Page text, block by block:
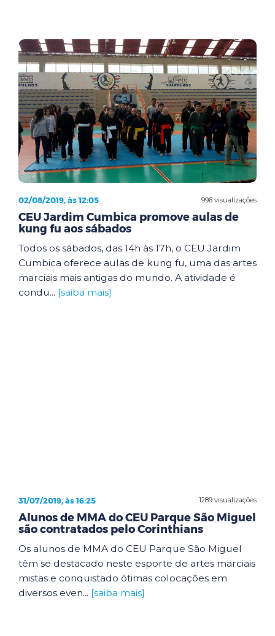
996 visualizações
02/08/2019, às 12:05
CEU Jardim Cumbica promove aulas de
kung fu aos sábados
Todos os sábados, das 14h às 17h, o CEU Jardim
Cumbica oferece aulas de kung fu, uma das artes
marciais mais antigas do mundo. A atividade é
condu... [saiba mais]
1289 visualizações
31/07/2019, às 16:25
Alunos de MMA do CEU Parque São Miguel
são contratados pelo Corinthians
Os alunos de MMA do CEU Parque São Miguel
têm se destacado neste esporte de artes marciais
mistas e conquistado ótimas colocações em
diversos even... [saiba mais]